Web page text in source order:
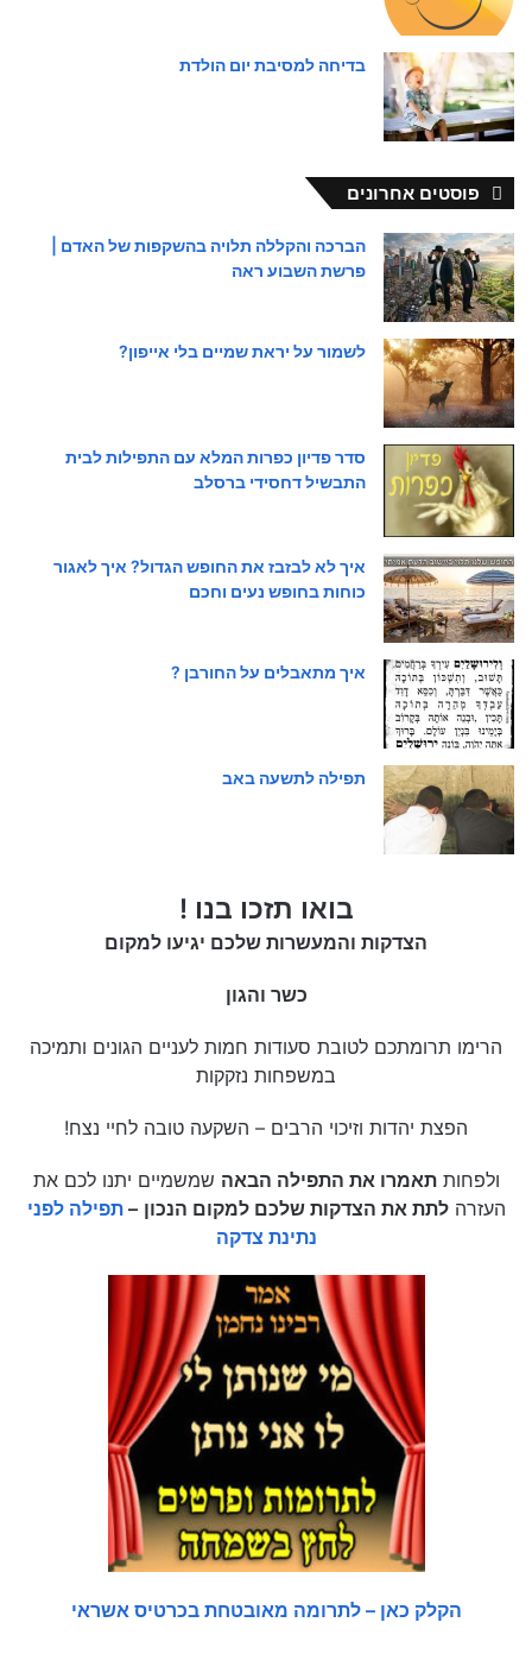
בדיחה למסיבת יום הולדת
פוסטים אחרונים
הברכה והקללה תלויה בהשקפות של האדם |
פרשת השבוע ראה
לשמור על יראת שמיים בלי אייפון?
סדר פדיון כפרות המלא עם התפילות לבית
התבשיל דחסידי ברסלב
איך לא לבזבז את החופש הגדול? איך לאגור
כוחות בחופש נעים וחכם
איך מתאבלים על החורבן ?
תפילה לתשעה באב
בואו תזכו בנו !
הצדקות והמעשרות שלכם יגיעו למקום
כשר והגון
הרימו תרומתכם לטובת סעודות חמות לעניים הגונים ותמיכה
במשפחות נזקקות
הפצת יהדות וזיכוי הרבים – השקעה טובה לחיי נצח!
ולפחותתאמרו את התפילה הבאה שמשמיים יתנו לכם את
העזרהלתת את הצדקות שלכם למקום הנכון –תפילה לפני
נתינת צדקה
הקלק כאן – לתרומה מאובטחת בכרטיס אשראי